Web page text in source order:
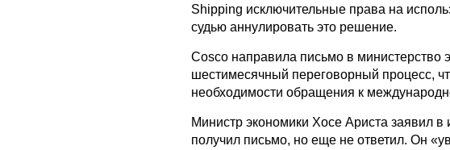
Shipping исключительные права на
судью аннулировать это решение.
Cosco направила письмо в министерство
шестимесячный переговорный процесс,
необходимости обращения к
Министр экономики Хосе Ариста заявил
получил письмо, но еще не ответил. Он